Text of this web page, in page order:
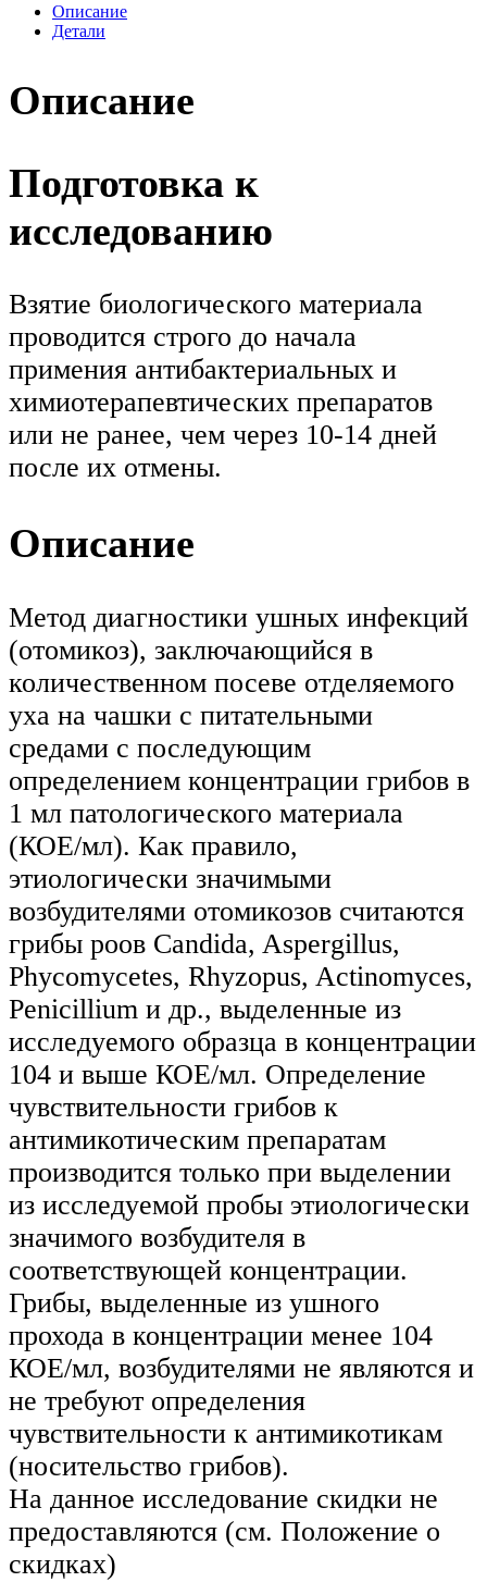
Описание
Детали
Описание
Подготовка к
исследованию
Взятие биологического материала
проводится строго до начала
примения антибактериальных и
химиотерапевтических препаратов
или не ранее, чем через 10-14 дней
после их отмены.
Описание
Метод диагностики ушных инфекций
(отомикоз), заключающийся в
количественном посеве отделяемого
уха на чашки с питательными
средами с последующим
определением концентрации грибов в
1 мл патологического материала
(КОЕ/мл). Как правило,
этиологически значимыми
возбудителями отомикозов считаются
грибы роов Candida, Aspergillus,
Phycomycetes, Rhyzopus, Actinomyces,
Penicillium и др., выделенные из
исследуемого образца в концентрации
104 и выше КОЕ/мл. Определение
чувствительности грибов к
антимикотическим препаратам
производится только при выделении
из исследуемой пробы этиологически
значимого возбудителя в
соответствующей концентрации.
Грибы, выделенные из ушного
прохода в концентрации менее 104
КОЕ/мл, возбудителями не являются и
не требуют определения
чувствительности к антимикотикам
(носительство грибов).
На данное исследование скидки не
предоставляются (см. Положение о
скидках)